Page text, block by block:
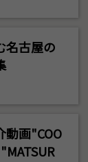
名古屋の
動画"COO